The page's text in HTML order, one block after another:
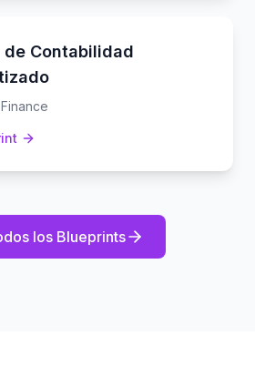
de Contabilidad
Finance
los Blueprints